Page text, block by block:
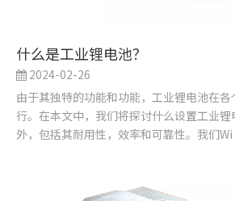
什么是工业锂电池？
2024-02-26
由于其独特的功能和功能，工业锂电池在
行。在本文中，我们将探讨什么设置工业
外，包括其耐用性，效率和可靠性。我们Wi